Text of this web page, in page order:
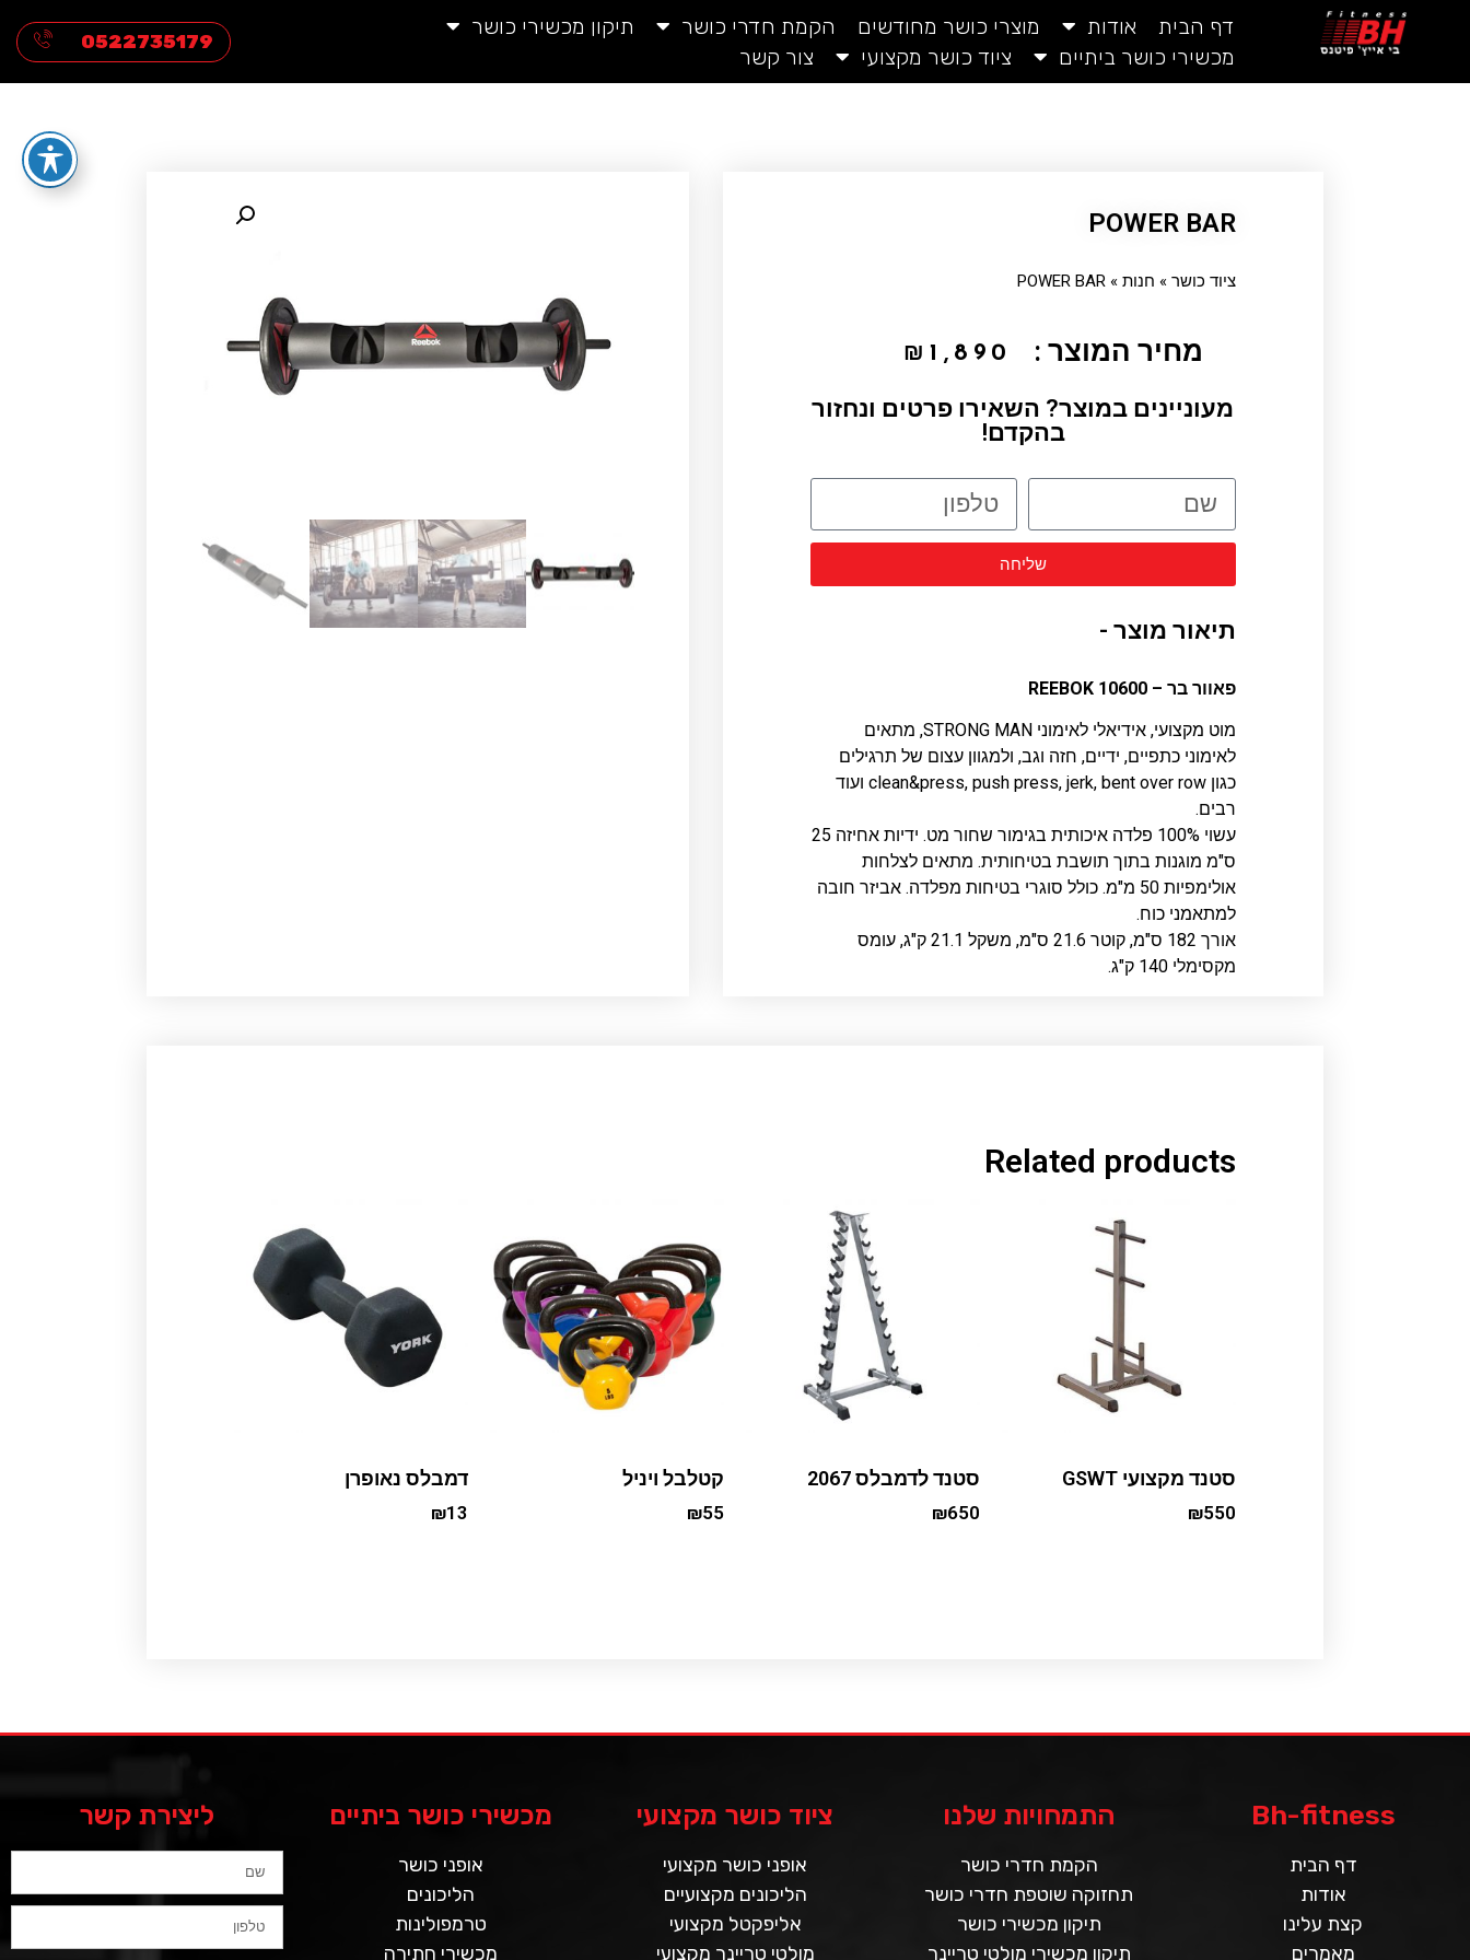
דף הבית אודות מוצרי כושר מחודשים הקמת חדרי כושר
תיקון מכשירי כושר
מכשירי כושר ביתיים
ציוד כושר מקצועי צור קשר
0522735179
POWER BAR
ציוד כושר » חנות »
POWER BAR
מחיר המוצר : ₪1,890
מעוניינים במוצר? השאירו פרטים ונחזור
בהקדם!
שליחה
תיאור מוצר -
פאוור בר – REEBOK 10600
מוט מקצועי, אידיאלי לאימוני STRONG MAN, מתאים
לאימוני כתפיים, ידיים, חזה וגב, ולמגוון עצום של תרגילים
כגון clean&press, push press, jerk, bent over row ועוד
רבים.
עשוי 100% פלדה איכותית בגימור שחור מט. ידיות אחיזה 25
ס"מ מוגנות בתוך תושבת בטיחותית. מתאים לצלחות
אולימפיות 50 מ"מ. כולל סוגרי בטיחות מפלדה. אביזר חובה
למתאמני כוח.
אורך 182 ס"מ, קוטר 21.6 ס"מ, משקל 21.1 ק"ג, עומס
מקסימלי 140 ק"ג.
Related products
סטנד מקצועי GSWT
₪550
סטנד לדמבלס 2067
₪650
קטלבל ויניל
₪55
דמבלס נאופרן
₪13
Bh-fitness
דף הבית
אודות
קצת עלינו
מאמרים
התמחויות שלנו
הקמת חדרי כושר
תחזוקה שוטפת חדרי כושר
תיקון מכשירי כושר
תיקון מכשירי מולטי טריינר
ציוד כושר מקצועי
אופני כושר מקצועי
הליכונים מקצועיים
אליפקטל מקצועי
מולטי טריינר מקצועי
מכשירי כושר ביתיים
אופני כושר
הליכונים
טרמפולינות
מכשירי חתירה
ליצירת קשר